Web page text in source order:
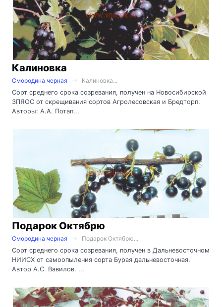
Калиновка
Смородина черная
Калиновка...
Сорт среднего срока созревания, получен на Новосибирской
ЗПЯОС от скрещивания сортов Агролесовская и Бредторп.
Авторы: А.А. Потап...
Подарок Октябрю
Смородина черная
Подарок Октябрю...
Сорт среднего срока созревания, получен в Дальневосточном
НИИСХ от самоопыления сорта Бурая дальневосточная.
Автор А.С. Вавилов. ...